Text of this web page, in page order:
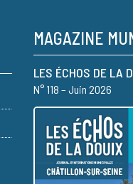
MAGAZINE
LES ÉCHOS DE LA
N° 118 – Juin 2026